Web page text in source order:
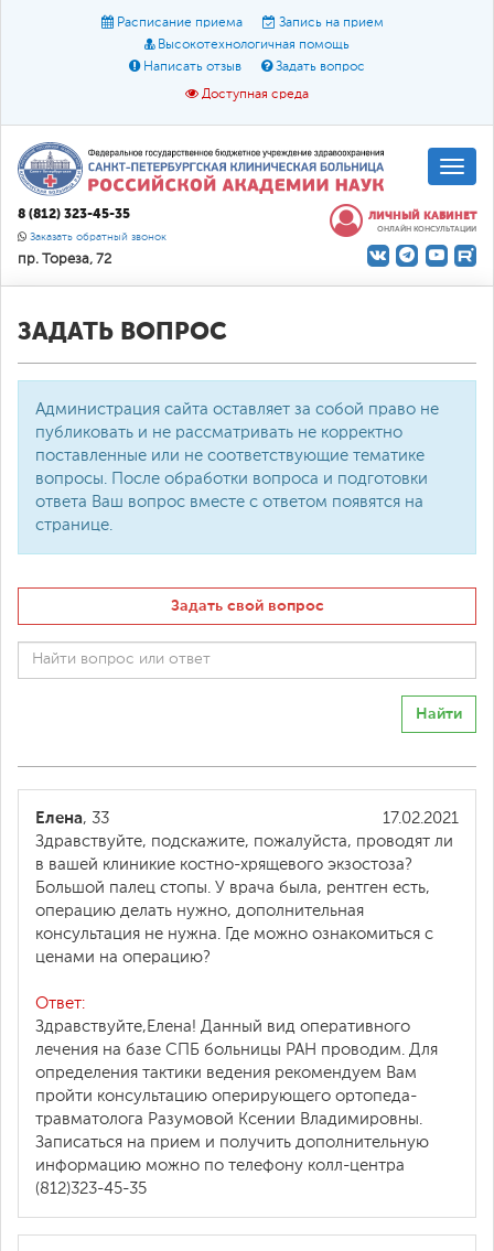
Расписание приема
Запись на прием
Высокотехнологичная помощь
Написать отзыв
Задать вопрос
Доступная среда
Размер шрифта: A A A
Цвет:
О доступной среде
8 (812) 323-45-35
Заказать обратный звонок
пр. Тореза, 72
ЛИЧНЫЙ КАБИНЕТ
ОНЛАЙН КОНСУЛЬТАЦИИ
ЗАДАТЬ ВОПРОС
Администрация сайта оставляет за собой право не
публиковать и не рассматривать не корректно
поставленные или не соответствующие тематике
вопросы. После обработки вопроса и подготовки
ответа Ваш вопрос вместе с ответом появятся на
странице.
Задать свой вопрос
Найти
17.02.2021
Елена, 33
Здравствуйте, подскажите, пожалуйста, проводят ли
в вашей клиникие костно-хрящевого экзостоза?
Большой палец стопы. У врача была, рентген есть,
операцию делать нужно, дополнительная
консультация не нужна. Где можно ознакомиться с
ценами на операцию?
Ответ:
Здравствуйте,Елена! Данный вид оперативного
лечения на базе СПБ больницы РАН проводим. Для
определения тактики ведения рекомендуем Вам
пройти консультацию оперирующего ортопеда-
травматолога Разумовой Ксении Владимировны.
Записаться на прием и получить дополнительную
информацию можно по телефону колл-центра
(812)323-45-35